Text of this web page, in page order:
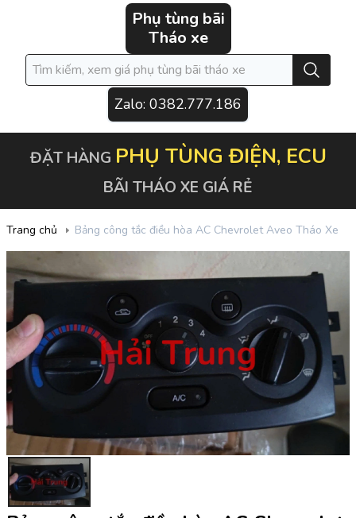
Phụ tùng bãi
Tháo xe
Zalo: 0382.777.186
ĐẶT HÀNGPHỤ TÙNG ĐIỆN, ECU
BÃI THÁO XE GIÁ RẺ
Trang chủ Bảng công tắc điều hòa AC Chevrolet Aveo Tháo Xe